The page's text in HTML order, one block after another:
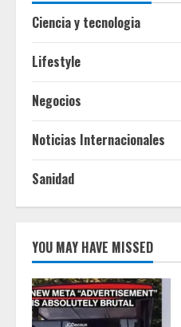
Ciencia y tecnologia
Lifestyle
Negocios
Noticias Internacionales
Sanidad
YOU MAY HAVE MISSED